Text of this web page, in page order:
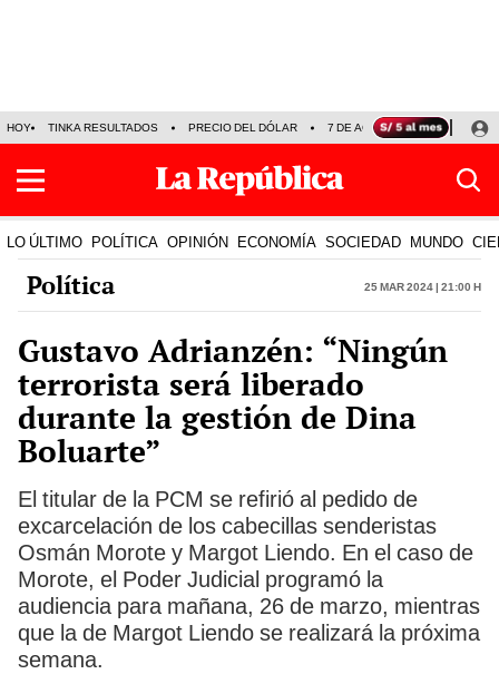
HOY TINKA RESULTADOS PRECIO DEL DÓLAR 7 DE AGOSTO OLLANTA
LO ÚLTIMO POLÍTICA OPINIÓN ECONOMÍA SOCIEDAD MUNDO
Política 25 Mar 2024 | 21:00 h
Gustavo Adrianzén: “Ningún
terrorista será liberado
durante la gestión de Dina
Boluarte”
El titular de la PCM se refirió al pedido de
excarcelación de los cabecillas senderistas
Osmán Morote y Margot Liendo. En el caso de
Morote, el Poder Judicial programó la
audiencia para mañana, 26 de marzo, mientras
que la de Margot Liendo se realizará la próxima
semana.